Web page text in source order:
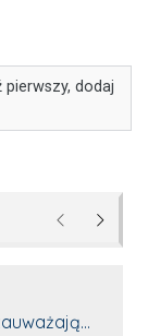
dodaj
Poprzednie